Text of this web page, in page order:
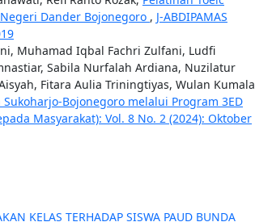
Dander Bojonegoro , J-ABDIPAMAS
Muhamad Iqbal Fachri Zulfani, Ludfi
Sabila Nurfalah Ardiana, Nuzilatur
Fitara Aulia Triningtiyas, Wulan Kumala
Bojonegoro melalui Program 3ED
Masyarakat): Vol. 8 No. 2 (2024): Oktober
KELAS TERHADAP SISWA PAUD BUNDA